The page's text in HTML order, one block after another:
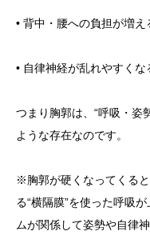
• 背中・腰への負担が増え
• 自律神経が乱れやすくな
つまり胸郭は、“呼吸・姿
ような存在なのです。
※胸郭が硬くなってくる
る“横隔膜”を使った呼吸
ムが関係して姿勢や自律